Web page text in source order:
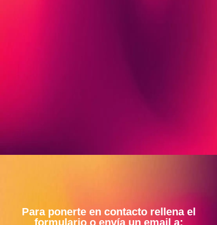
Para ponerte en contacto rellena el
formulario o envía un email a: